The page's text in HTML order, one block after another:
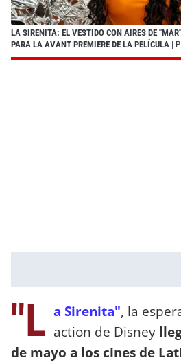
LA SIRENITA: EL VESTIDO CON AIRES DE
PARA LA AVANT PREMIERE DE LA PELÍCULA |
"L a Sirenita", la
action de Disney
de mayo a los cines de